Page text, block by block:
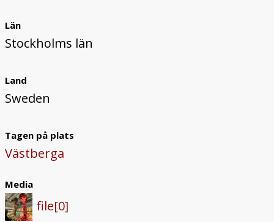
Län
Stockholms län
Land
Sweden
Tagen på plats
Västberga
Media
file[0]